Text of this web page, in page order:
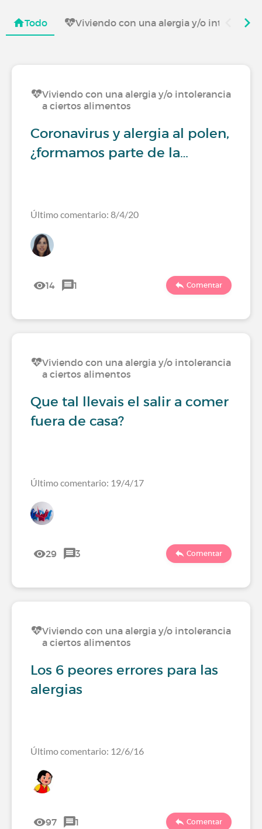
Todo Viviendo con una alergia y/o
Viviendo con una alergia y/o intolerancia
a ciertos alimentos
Coronavirus y alergia al polen,
¿formamos parte de la…
Último comentario: 8/4/20
14 1 Comentar
Viviendo con una alergia y/o intolerancia
a ciertos alimentos
Que tal llevais el salir a comer
fuera de casa?
Último comentario: 19/4/17
29 3 Comentar
Viviendo con una alergia y/o intolerancia
a ciertos alimentos
Los 6 peores errores para las
alergias
Último comentario: 12/6/16
97 1 Comentar